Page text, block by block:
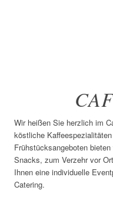
Wir heißen Sie herzlich im
köstliche
Frühstücksangeboten
Snacks, zum Verzehr vor
Ihnen eine individuelle
Catering.